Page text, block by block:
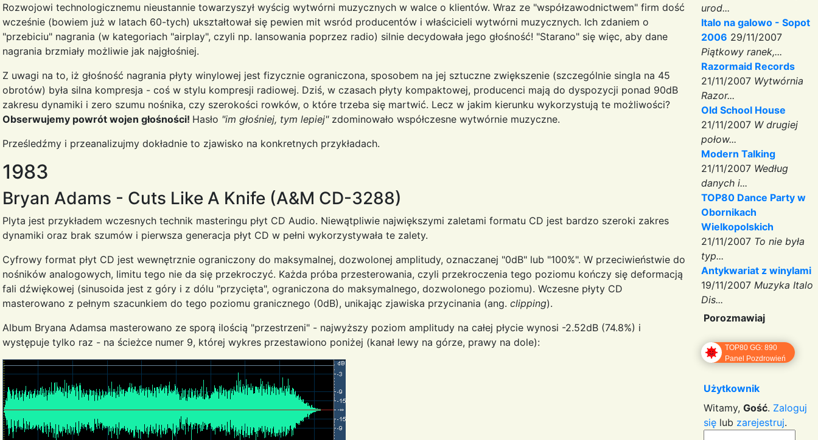
Rozwojowi technologicznemu nieustannie towarzyszył wyścig wytwórni muzycznych w walce o klientów. Wraz ze "współzawodnictwem" firm dość
wcześnie (bowiem już w latach 60-tych) ukształtował się pewien mit wsród producentów i właścicieli wytwórni muzycznych. Ich zdaniem o
"przebiciu" nagrania (w kategoriach "airplay", czyli np. lansowania poprzez radio) silnie decydowała jego głośność! "Starano" się więc, aby dane
nagrania brzmiały możliwie jak najgłośniej.
Z uwagi na to, iż głośność nagrania płyty winylowej jest fizycznie ograniczona, sposobem na jej sztuczne zwiększenie (szczególnie singla na 45
obrotów) była silna kompresja - coś w stylu kompresji radiowej. Dziś, w czasach płyty kompaktowej, producenci mają do dyspozycji ponad 90dB
zakresu dynamiki i zero szumu nośnika, czy szerokości rowków, o które trzeba się martwić. Lecz w jakim kierunku wykorzystują te możliwości?
Obserwujemy powrót wojen głośności! Hasło "im głośniej, tym lepiej"zdominowało współczesne wytwórnie muzyczne.
Prześledźmy i przeanalizujmy dokładnie to zjawisko na konkretnych przykładach.
1983
Bryan Adams - Cuts Like A Knife (A&M CD-3288)
Plyta jest przykładem wczesnych technik masteringu płyt CD Audio. Niewątpliwie największymi zaletami formatu CD jest bardzo szeroki zakres
dynamiki oraz brak szumów i pierwsza generacja płyt CD w pełni wykorzystywała te zalety.
Cyfrowy format płyt CD jest wewnętrznie ograniczony do maksymalnej, dozwolonej amplitudy, oznaczanej "0dB" lub "100%". W przeciwieństwie do
nośników analogowych, limitu tego nie da się przekroczyć. Każda próba przesterowania, czyli przekroczenia tego poziomu kończy się deformacją
fali dźwiękowej (sinusoida jest z góry i z dólu "przycięta", ograniczona do maksymalnego, dozwolonego poziomu). Wczesne płyty CD
masterowano z pełnym szacunkiem do tego poziomu granicznego (0dB), unikając zjawiska przycinania (ang. clipping).
Album Bryana Adamsa masterowano ze sporą ilością "przestrzeni" - najwyższy poziom amplitudy na całej płycie wynosi -2.52dB (74.8%) i
występuje tylko raz - na ścieżce numer 9, której wykres przestawiono poniżej (kanał lewy na górze, prawy na dole):
urod...
Italo na galowo - Sopot
2006 29/11/2007
Piątkowy ranek,...
Razormaid Records
21/11/2007 Wytwórnia
Razor...
Old School House
21/11/2007 W drugiej
połow...
Modern Talking
21/11/2007 Według
danych i...
TOP80 Dance Party w
Obornikach
Wielkopolskich
21/11/2007 To nie była
typ...
Antykwariat z winylami
19/11/2007 Muzyka Italo
Dis...
Porozmawiaj
TOP80 GG: 890
Panel Pozdrowień
Użytkownik
Witamy, Gość. Zaloguj
się lub zarejestruj.